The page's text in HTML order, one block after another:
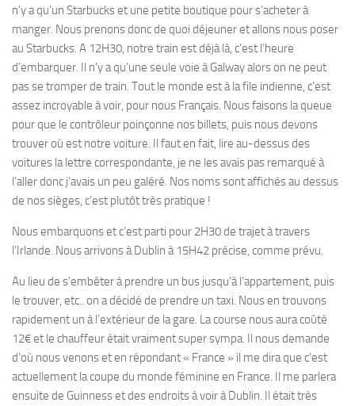
n’y a qu’un Starbucks et une petite boutique pour s’acheter à
manger. Nous prenons donc de quoi déjeuner et allons nous poser
au Starbucks. A 12H30, notre train est déjà là, c’est l’heure
d’embarquer. Il n’y a qu’une seule voie à Galway alors on ne peut
pas se tromper de train. Tout le monde est à la file indienne, c’est
assez incroyable à voir, pour nous Français. Nous faisons la queue
pour que le contrôleur poinçonne nos billets, puis nous devons
trouver où est notre voiture. Il faut en fait, lire au-dessus des
voitures la lettre correspondante, je ne les avais pas remarqué à
l’aller donc j’avais un peu galéré. Nos noms sont affichés au dessus
de nos sièges, c’est plutôt très pratique !
Nous embarquons et c’est parti pour 2H30 de trajet à travers
l’Irlande. Nous arrivons à Dublin à 15H42 précise, comme prévu.
Au lieu de s’embêter à prendre un bus jusqu’à l’appartement, puis
le trouver, etc.. on a décidé de prendre un taxi. Nous en trouvons
rapidement un à l’extérieur de la gare. La course nous aura coûté
12€ et le chauffeur était vraiment super sympa. Il nous demande
d’où nous venons et en répondant « France » il me dira que c’est
actuellement la coupe du monde féminine en France. Il me parlera
ensuite de Guinness et des endroits à voir à Dublin. Il était très